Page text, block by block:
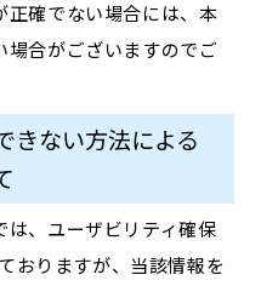
正確でない場合には、本
合がございますのでご
きない方法による
は、ユーザビリティ確保
おりますが、当該情報を